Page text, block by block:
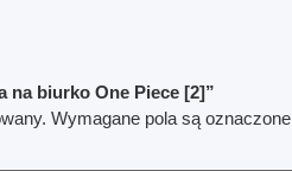
na biurko One Piece [2]”
Wymagane pola są oznaczone